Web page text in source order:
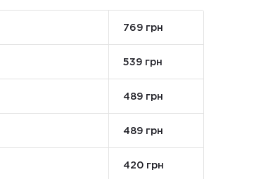
769 грн
539 грн
489 грн
489 грн
420 грн